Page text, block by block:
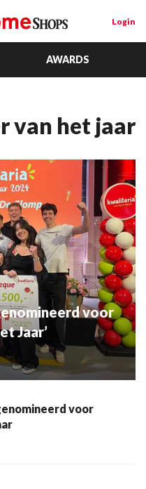
Login
AWARDS
van het jaar
voor
Jaar’
voor